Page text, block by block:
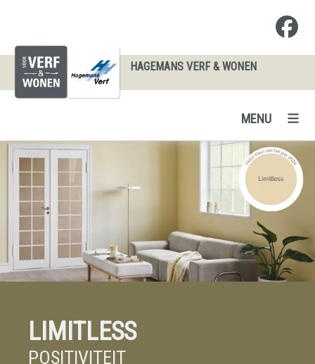
HAGEMANS VERF & WONEN
MENU
LIMITLESS
POSITIVITEIT